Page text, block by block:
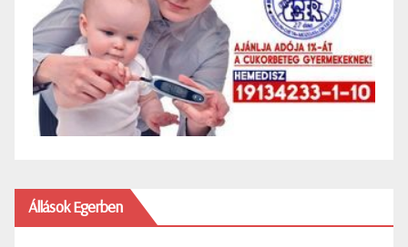
Állások Egerben